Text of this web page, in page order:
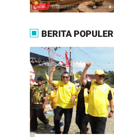
BERITA POPULER